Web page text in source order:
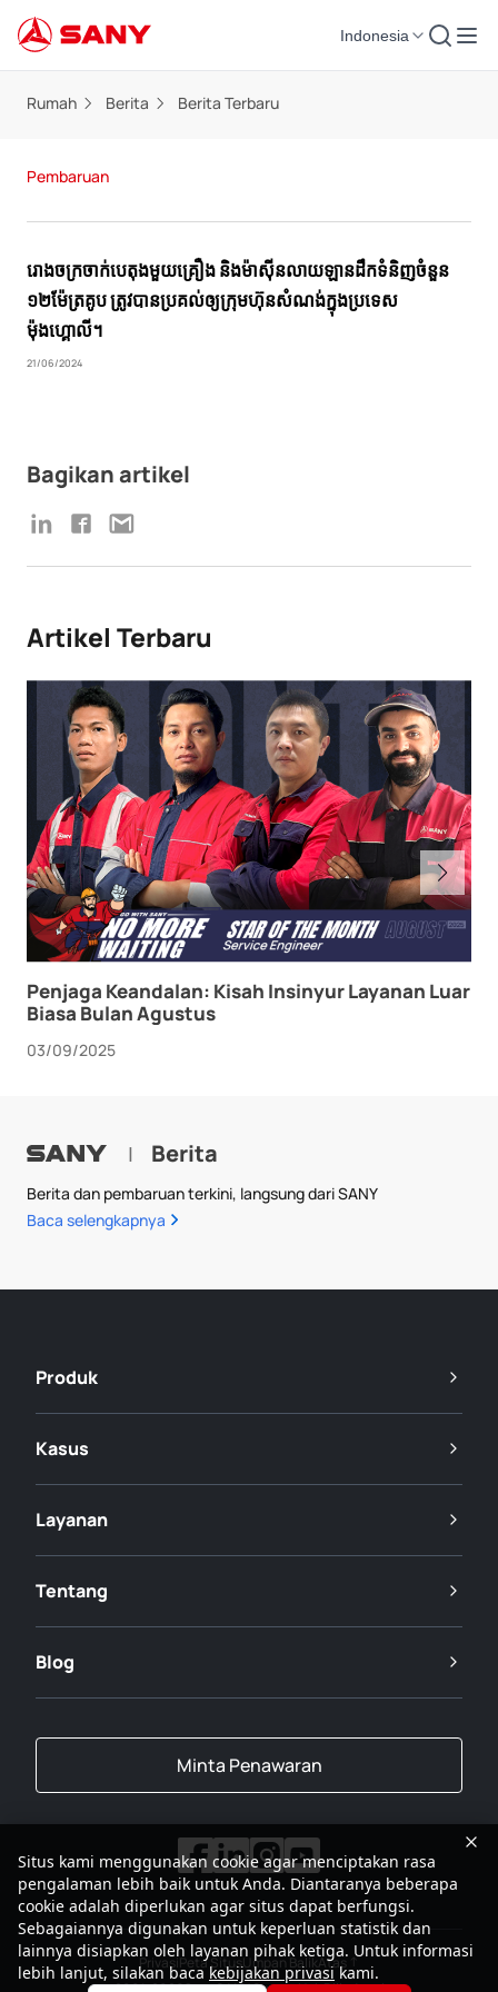
Indonesia
Rumah Berita Berita Terbaru
Pembaruan
រោងចក្រ​ចាក់​បេតុង​មួយ​គ្រឿង និង​ម៉ាស៊ីន​លាយ​ឡាន​ដឹក​ទំនិញ​ចំនួន
១២​ម៉ែត្រគូប ត្រូវ​បាន​ប្រគល់​ឲ្យ​ក្រុមហ៊ុន​សំណង់​ក្នុង​ប្រទេស​
ម៉ុងហ្គោលី។
21/06/2024
Bagikan artikel
Artikel Terbaru
Penjaga Keandalan: Kisah Insinyur Layanan Luar
Biasa Bulan Agustus
03/09/2025
| Berita
Berita dan pembaruan terkini, langsung dari SANY
Baca selengkapnya
Produk
Kasus
Layanan
Tentang
Blog
Minta Penawaran
2001-2026Grup SANY Semua Hak Dilindungi
PrivasiPeta SitusUmpan BalikAtas
Situs kami menggunakan cookie agar menciptakan rasa
pengalaman lebih baik untuk Anda. Diantaranya beberapa
cookie adalah diperlukan agar situs dapat berfungsi.
Sebagaiannya digunakan untuk keperluan statistik dan
lainnya disiapkan oleh layanan pihak ketiga. Untuk informasi
lebih lanjut, silakan bacakebijakan privasikami.